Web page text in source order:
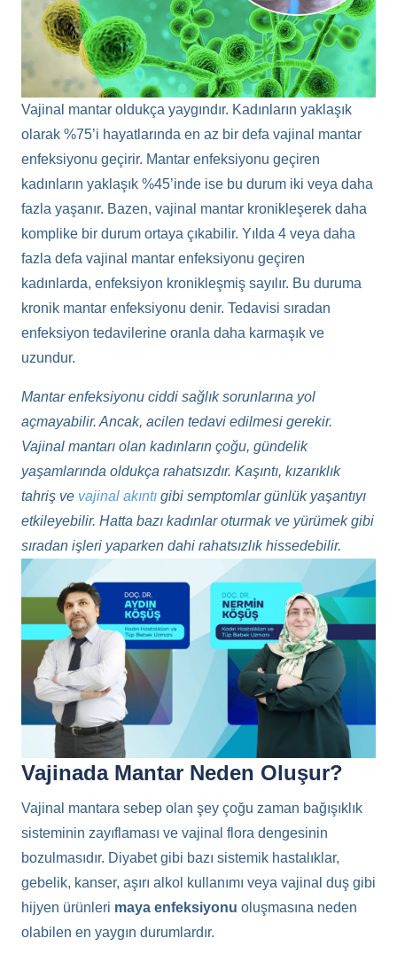
Vajinal mantar oldukça yaygındır. Kadınların yaklaşık
olarak %75’i hayatlarında en az bir defa vajinal mantar
enfeksiyonu geçirir. Mantar enfeksiyonu geçiren
kadınların yaklaşık %45’inde ise bu durum iki veya daha
fazla yaşanır. Bazen, vajinal mantar kronikleşerek daha
komplike bir durum ortaya çıkabilir. Yılda 4 veya daha
fazla defa vajinal mantar enfeksiyonu geçiren
kadınlarda, enfeksiyon kronikleşmiş sayılır. Bu duruma
kronik mantar enfeksiyonu denir. Tedavisi sıradan
enfeksiyon tedavilerine oranla daha karmaşık ve
uzundur.
Mantar enfeksiyonu ciddi sağlık sorunlarına yol
açmayabilir. Ancak, acilen tedavi edilmesi gerekir.
Vajinal mantarı olan kadınların çoğu, gündelik
yaşamlarında oldukça rahatsızdır. Kaşıntı, kızarıklık
tahriş ve vajinal akıntı gibi semptomlar günlük yaşantıyı
etkileyebilir. Hatta bazı kadınlar oturmak ve yürümek gibi
sıradan işleri yaparken dahi rahatsızlık hissedebilir.
Vajinada Mantar Neden Oluşur?
Vajinal mantara sebep olan şey çoğu zaman bağışıklık
sisteminin zayıflaması ve vajinal flora dengesinin
bozulmasıdır. Diyabet gibi bazı sistemik hastalıklar,
gebelik, kanser, aşırı alkol kullanımı veya vajinal duş gibi
hijyen ürünleri maya enfeksiyonu oluşmasına neden
olabilen en yaygın durumlardır.